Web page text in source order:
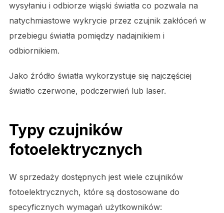
wysyłaniu i odbiorze wiąski światła co pozwala na
natychmiastowe wykrycie przez czujnik zakłóceń w
przebiegu światła pomiędzy nadajnikiem i
odbiornikiem.
Jako źródło światła wykorzystuje się najczęściej
światło czerwone, podczerwień lub laser.
Typy czujników
fotoelektrycznych
W sprzedaży dostępnych jest wiele czujników
fotoelektrycznych, które są dostosowane do
specyficznych wymagań użytkowników: